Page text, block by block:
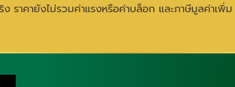
ง ราคายังไม่รวมค่าแรงหรือค่าบล็อก และภาษีมูลค่าเพิ่